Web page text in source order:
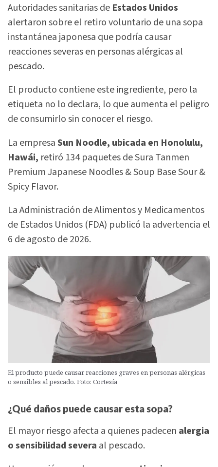
Autoridades sanitarias de Estados Unidos
alertaron sobre el retiro voluntario de una sopa
instantánea japonesa que podría causar
reacciones severas en personas alérgicas al
pescado.
El producto contiene este ingrediente, pero la
etiqueta no lo declara, lo que aumenta el peligro
de consumirlo sin conocer el riesgo.
La empresaSun Noodle, ubicada en Honolulu,
Hawái, retiró 134 paquetes de Sura Tanmen
Premium Japanese Noodles & Soup Base Sour &
Spicy Flavor.
La Administración de Alimentos y Medicamentos
de Estados Unidos (FDA) publicó la advertencia el
6 de agosto de 2026.
El producto puede causar reacciones graves en personas alérgicas
o sensibles al pescado. Foto: Cortesía
¿Qué daños puede causar esta sopa?
El mayor riesgo afecta a quienes padecen alergia
o sensibilidad severa al pescado.